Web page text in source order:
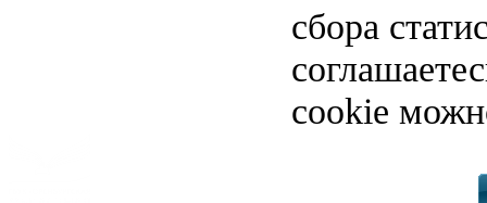
сбора
cookie